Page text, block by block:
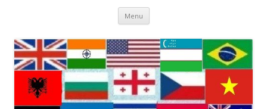
Menu Skip
content